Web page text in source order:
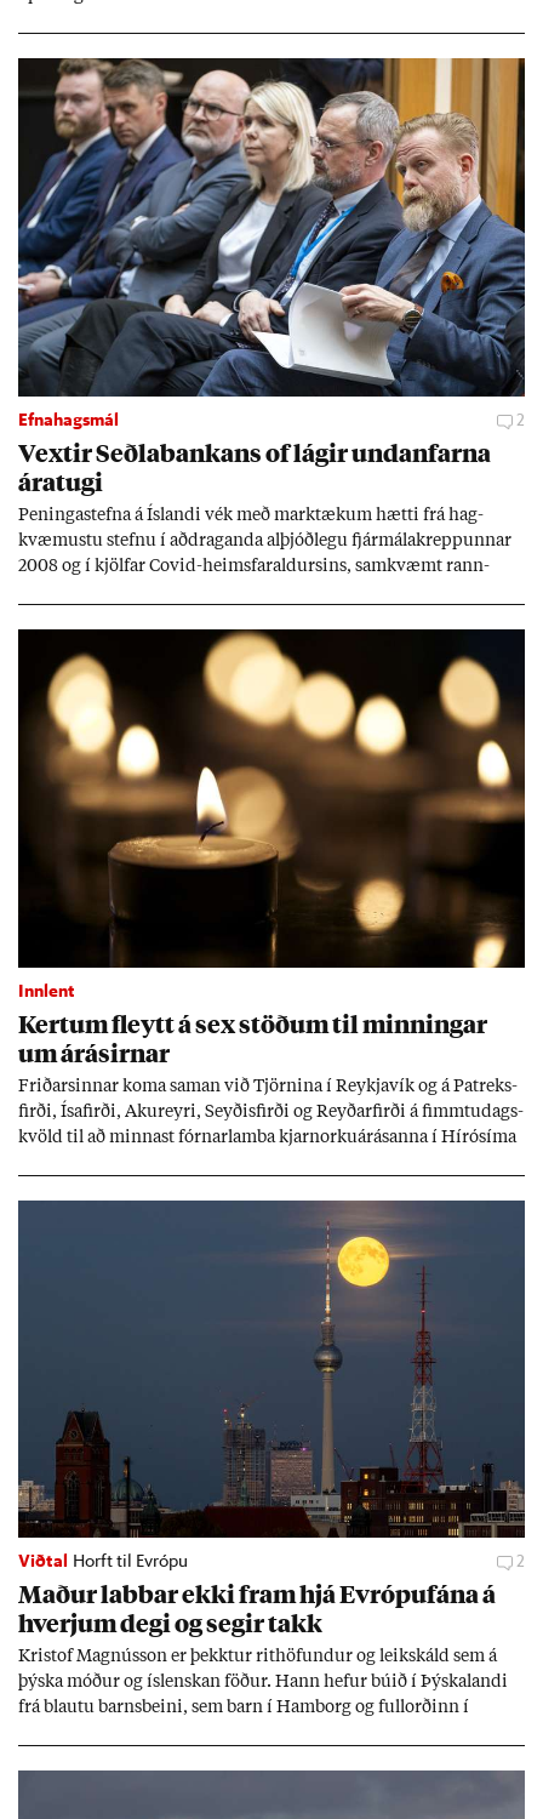
Efnahagsmál 2
Vext­ir Seðla­bank­ans of lág­ir und­an­farna
ára­tugi
Pen­inga­stefna á Ís­landi vék með mark­tæk­um hætti frá hag­
kvæm­ustu stefnu í að­drag­anda al­þjóð­legu fjár­málakrepp­unn­ar
2008 og í kjöl­far Covid-heims­far­ald­urs­ins, sam­kvæmt rann­
Innlent
Kert­um fleytt á sex stöð­um til minn­ing­ar
um árás­irn­ar
Frið­arsinn­ar koma sam­an við Tjörn­ina í Reykja­vík og á Pat­reks­
firði, Ísa­firði, Ak­ur­eyri, Seyð­is­firði og Reyð­ar­firði á fimmtu­dags­
kvöld til að minn­ast fórn­ar­lamba kjarn­orku­árás­anna í Hírósíma
Viðtal Horft til Evrópu 2
Mað­ur labb­ar ekki fram hjá Evr­ópuf­ána á
hverj­um degi og seg­ir takk
Kri­stof Magnús­son er þekkt­ur rit­höf­und­ur og leik­skáld sem á
þýska móð­ur og ís­lensk­an föð­ur. Hann hef­ur bú­ið í Þýskalandi
frá blautu barns­beini, sem barn í Ham­borg og full­orð­inn í